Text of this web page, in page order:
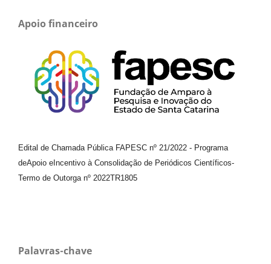
Apoio financeiro
Edital de Chamada Pública FAPESC nº 21/2022 - Programa
deApoio e Incentivo à Consolidação de Periódicos Científicos-
Termo de Outorga nº 2022TR1805
Palavras-chave